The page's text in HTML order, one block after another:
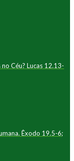
Céu? Lucas 12.13-
Êxodo 19.5-6;